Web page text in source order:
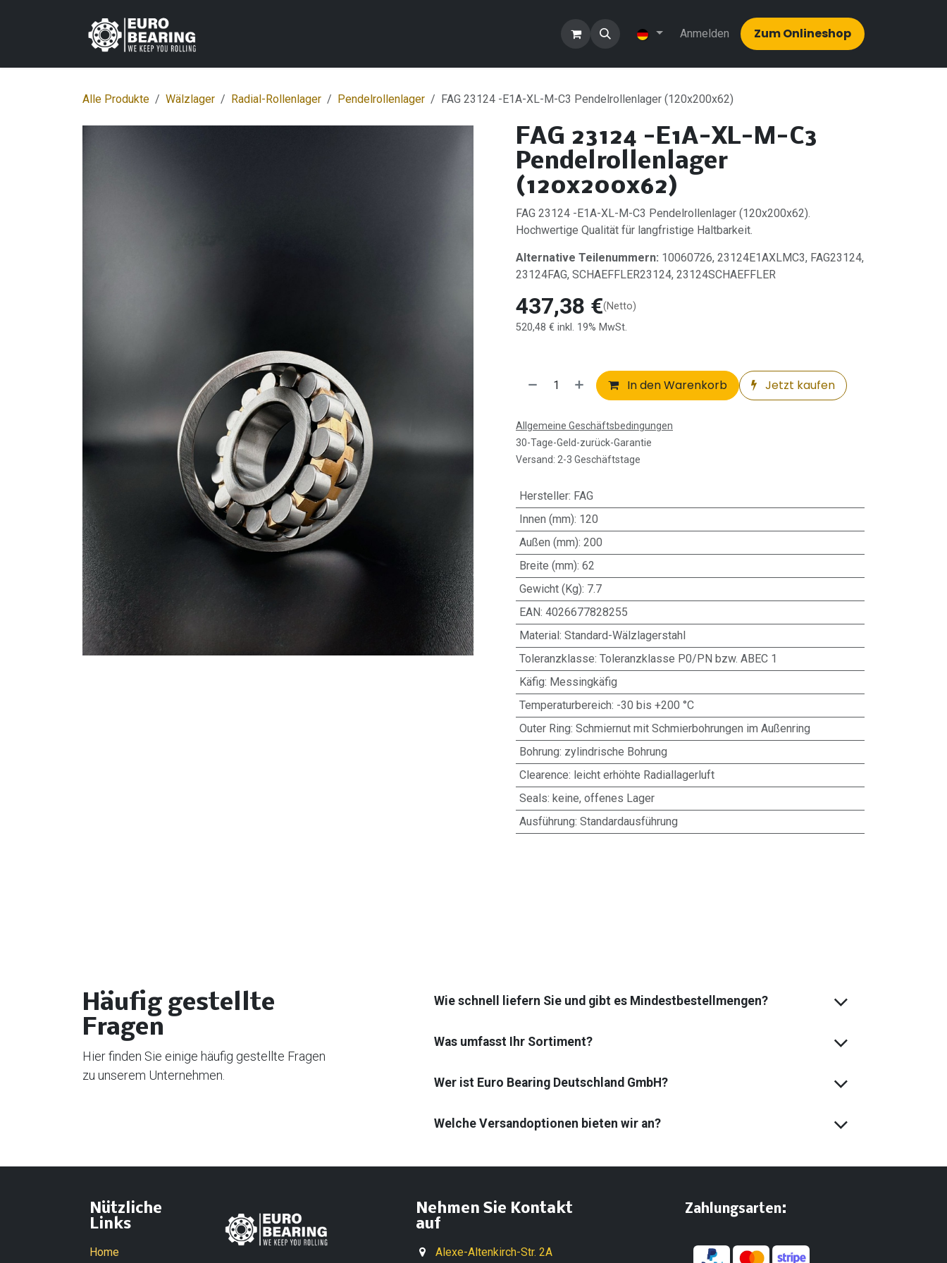
Anmelden Zum Onlinesh​​op
Alle Produkte Wälzlager Radial-Rollenlager Pendelrollenlager FAG 23124 -E1A-XL-M-C3 Pendelrollenlager (120x200x62)
FAG 23124 -E1A-XL-M-C3
Pendelrollenlager
(120x200x62)
FAG 23124 -E1A-XL-M-C3 Pendelrollenlager (120x200x62).
Hochwertige Qualität für langfristige Haltbarkeit.
Alternative Teilenummern: 10060726, 23124E1AXLMC3, FAG23124,
23124FAG, SCHAEFFLER23124, 23124SCHAEFFLER
437,38 €(Netto)
520,48 € inkl. 19% MwSt.
In den Warenkorb Jetzt kaufen
Allgemeine Geschäftsbedingungen
30-Tage-Geld-zurück-Garantie
Versand: 2-3 Geschäftstage
Hersteller: FAG
Innen (mm): 120
Außen (mm): 200
Breite (mm): 62
Gewicht (Kg): 7.7
EAN: 4026677828255
Material: Standard-Wälzlagerstahl
Toleranzklasse: Toleranzklasse P0/PN bzw. ABEC 1
Käfig: Messingkäfig
Temperaturbereich: -30 bis +200 °C
Outer Ring: Schmiernut mit Schmierbohrungen im Außenring
Bohrung: zylindrische Bohrung
Clearence: leicht erhöhte Radiallagerluft
Seals: keine, offenes Lager
Ausführung: Standardausführung
Häufig gestellte
Fragen
Hier finden Sie einige häufig gestellte Fragen
zu unserem Unternehmen.
Wie schnell liefern Sie und gibt es Mindest­bestell­mengen?
Was umfasst Ihr Sortiment?
Wer ist Euro Bearing Deutschland GmbH?
Welche Versandoptionen bieten wir an?
Nützliche
Links
Home
Nehmen Sie Kontakt
auf
Alexe-Altenkirch-Str. 2A
​Zahlungsarten: